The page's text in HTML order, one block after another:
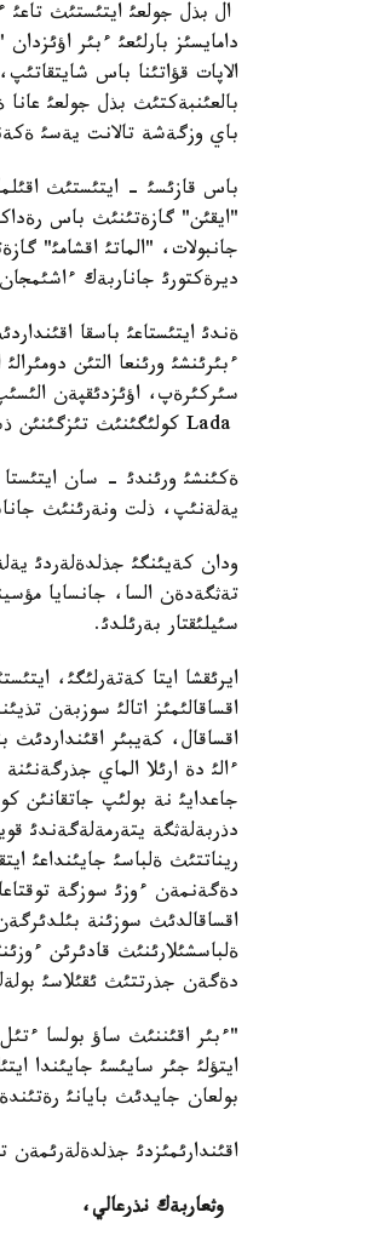
ال بذل جولعئ ايتئستئث تاعئ
دامايسئز بارلئعئ ءبئر
الاپات قؤاتئنا باس
بالعئنبةكتئث بذل جولعئ
باي وزگةشة تالانت يةسئ
باس قازئسئ - ايتئستئث
"ايقئن" گازةتئنئث باس
جانبولات، "الماتئ اقشامئ"
ديرةكتورئ جاناربةك ءاشئمجان
ةندئ ايتئستاعئ باسقا
ءبئرئنشئ ورئنعا التئن
سئركئرةپ، اؤئزدئقپةن
ةكئنشئ ورئندئ - سان ايتئستا
يةلةنئپ، ذلت ونةرئنئث
سئيلئقتار بةرئلدئ.
ايرئقشا ايتا كةتةرلئگئ،
اقساقالئمئز اتالئ سوزبةن
اقساقال، كةيبئر اقئنداردئث
ءالئ دة ارئلا الماي
جاعدايئ نة بولئپ جاتقانئن
دذربةلةثگة يتةرمةلةگةندئ
ريناتتئث ةلباسئ جايئنداعئ
دةگةنمةن ءوزئ سوزگة
اقساقالدئث سوزئنة
ةلباسشئلارئنئث قادئرئن
دةگةن جذرتتئث ئقئلاسئ
"ءبئر اقئننئث ساؤ بولسا
ايتؤلئ جئر سايئسئ جايئندا
بولعان جايدئث بايانئ
اقئندارئمئزدئ جذلدةلةرئمةن
وثعاربةك نذرعالي،